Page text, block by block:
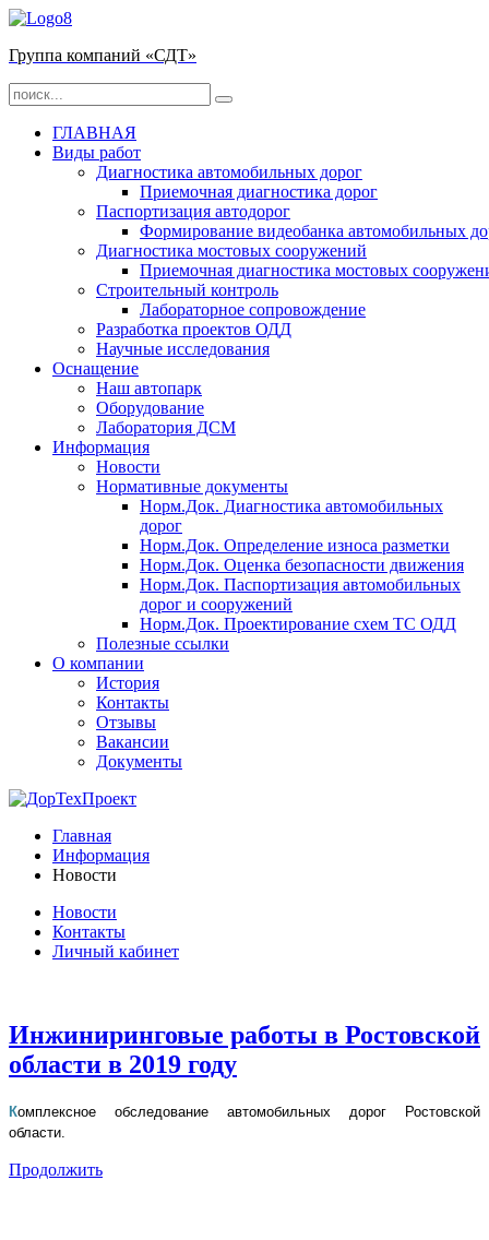
Группа компаний «СДТ»
ГЛАВНАЯ
Виды работ
Диагностика автомобильных дорог
Приемочная диагностика дорог
Паспортизация автодорог
Формирование видеобанка автомобильных
Диагностика мостовых сооружений
Приемочная диагностика мостовых
Строительный контроль
Лабораторное сопровождение
Разработка проектов ОДД
Научные исследования
Оснащение
Наш автопарк
Оборудование
Лаборатория ДСМ
Информация
Новости
Нормативные документы
Норм.Док. Диагностика автомобильных
дорог
Норм.Док. Определение износа разметки
Норм.Док. Оценка безопасности движения
Норм.Док. Паспортизация автомобильных
дорог и сооружений
Норм.Док. Проектирование схем ТС ОДД
Полезные ссылки
О компании
История
Контакты
Отзывы
Вакансии
Документы
Главная
Информация
Новости
Новости
Контакты
Личный кабинет
Инжиниринговые работы в Ростовской
области в 2019 году
Комплексное обследование автомобильных дорог Ростовской
области.
Продолжить